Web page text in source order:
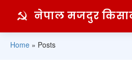
नेपाल मजदुर किसान
Home » Posts